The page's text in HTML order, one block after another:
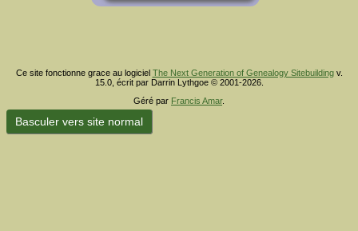
Ce site fonctionne grace au logiciel The Next Generation of Genealogy Sitebuildingv.
15.0, écrit par Darrin Lythgoe © 2001-2026.
Géré par Francis Amar.
Basculer vers site normal